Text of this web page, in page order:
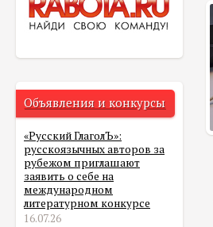
Объявления и конкурсы
«Русский ГлаголЪ»:
русскоязычных авторов за
рубежом приглашают
заявить о себе на
международном
литературном конкурсе
16.07.26